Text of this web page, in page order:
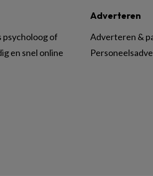
psycholoog of
en snel online
Adverteren
Adverteren &